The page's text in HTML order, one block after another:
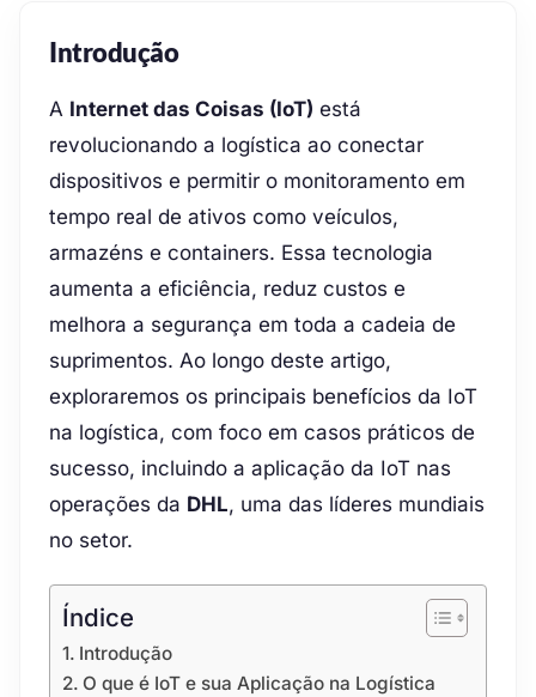
Introdução
A Internet das Coisas (IoT) está
revolucionando a logística ao conectar
dispositivos e permitir o monitoramento em
tempo real de ativos como veículos,
armazéns e containers. Essa tecnologia
aumenta a eficiência, reduz custos e
melhora a segurança em toda a cadeia de
suprimentos. Ao longo deste artigo,
exploraremos os principais benefícios da IoT
na logística, com foco em casos práticos de
sucesso, incluindo a aplicação da IoT nas
operações da DHL, uma das líderes mundiais
no setor.
Índice
Introdução
O que é IoT e sua Aplicação na Logística